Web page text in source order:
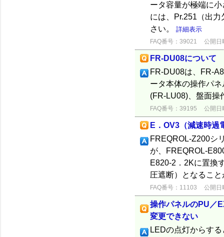
ータ容量が極端に
には、Pr.251（出
さい。 詳細表示
FAQ番号：39021 公開日
FR-DU08について
FR-DU08は、FR-
ータ本体の操作パ
(FR-LU08)、盤面操
FAQ番号：39195 公開日
E．OV3（減速時過
FREQROL-Z200シ
が、FREQROL-
E820-2．2Kに置換
圧遮断）となるこ
FAQ番号：11103 公開日
操作パネルのPU／
変更できない
LEDの点灯からす